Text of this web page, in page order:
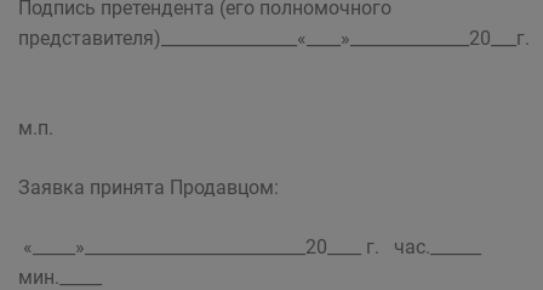
Подпись претендента (его полномочного
представителя)________________«____»______________20___г.
м.п.
Заявка принята Продавцом:
«_____»__________________________20____ г. час.______
мин._____